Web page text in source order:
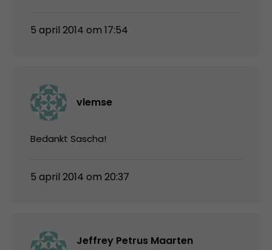
5 april 2014 om 17:54
vlemse
Bedankt Sascha!
5 april 2014 om 20:37
Jeffrey Petrus Maarten